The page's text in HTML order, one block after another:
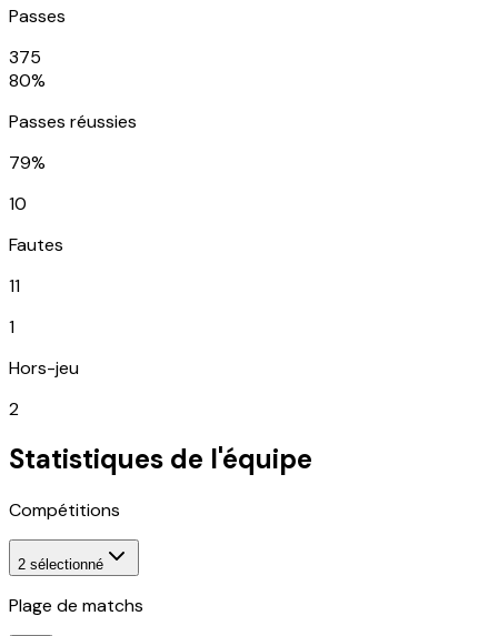
Passes
375
80%
Passes réussies
79%
10
Fautes
11
1
Hors-jeu
2
Statistiques de l'équipe
Compétitions
2 sélectionné
Plage de matchs